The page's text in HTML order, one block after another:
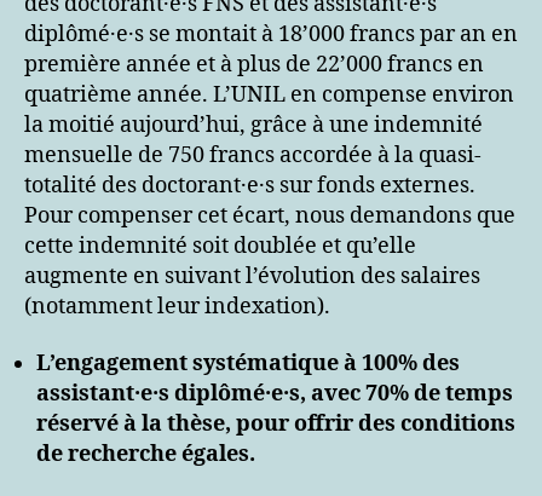
diplômé·e·s se montait à 18’000 francs par an en
première année et à plus de 22’000 francs en
quatrième année. L’UNIL en compense environ
la moitié aujourd’hui, grâce à une indemnité
mensuelle de 750 francs accordée à la quasi-
totalité des doctorant·e·s sur fonds externes.
Pour compenser cet écart, nous demandons que
cette indemnité soit doublée et qu’elle
augmente en suivant l’évolution des salaires
(notamment leur indexation).
L’engagement systématique à 100% des
assistant·e·s diplômé·e·s, avec 70% de temps
réservé à la thèse, pour offrir des conditions
de recherche égales.